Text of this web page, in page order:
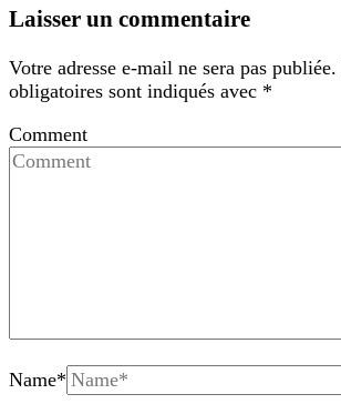
Laisser un commentaire
Votre adresse e-mail ne sera pas publiée.
obligatoires sont indiqués avec *
Comment
Name*